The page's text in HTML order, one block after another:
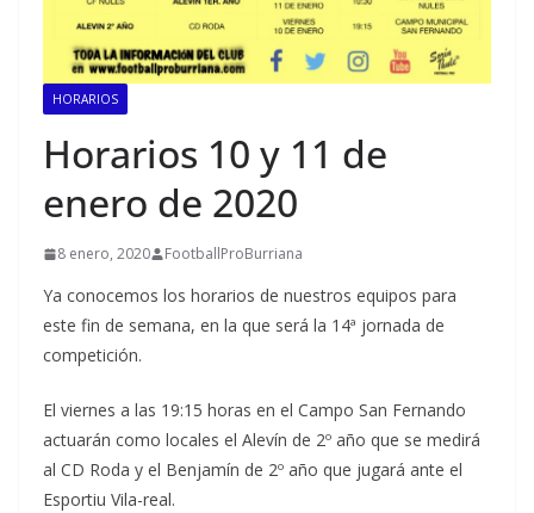
HORARIOS
Horarios 10 y 11 de
enero de 2020
8 enero, 2020 FootballProBurriana
Ya conocemos los horarios de nuestros equipos para
este fin de semana, en la que será la 14ª jornada de
competición.
El viernes a las 19:15 horas en el Campo San Fernando
actuarán como locales el Alevín de 2º año que se medirá
al CD Roda y el Benjamín de 2º año que jugará ante el
Esportiu Vila-real.